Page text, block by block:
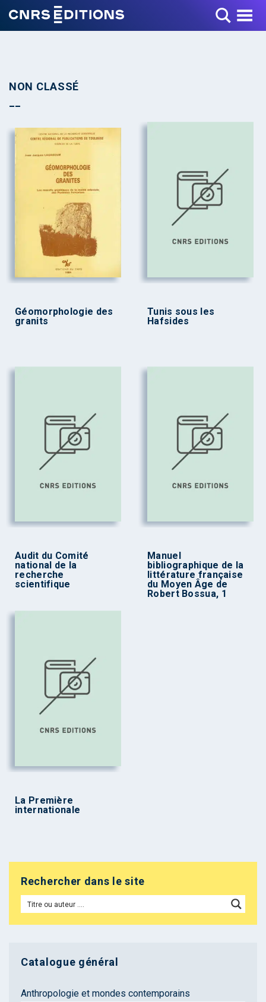
Toggle Menu
NON CLASSÉ
Géomorphologie des
granits
Tunis sous les
Hafsides
Audit du Comité
national de la
recherche
scientifique
Manuel
bibliographique de la
littérature française
du Moyen Âge de
Robert Bossua, 1
La Première
internationale
Rechercher dans le site
Catalogue général
Anthropologie et mondes contemporains